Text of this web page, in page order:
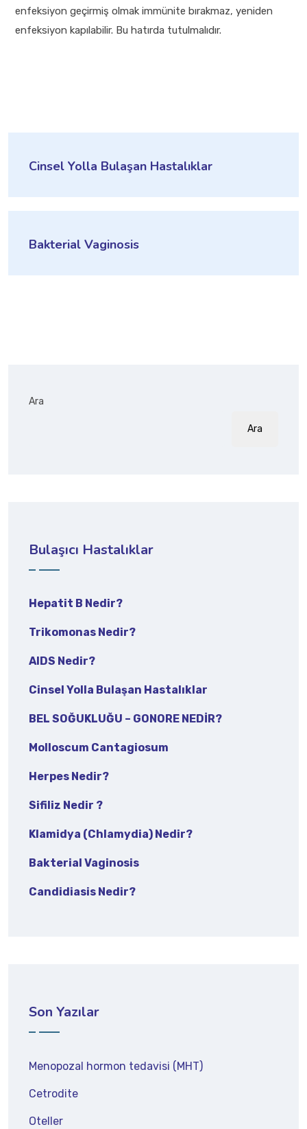
enfeksiyon geçirmiş olmak immünite bırakmaz, yeniden
enfeksiyon kapılabilir. Bu hatırda tutulmalıdır.
Cinsel Yolla Bulaşan Hastalıklar
Bakterial Vaginosis
Ara
Ara
Bulaşıcı Hastalıklar
Hepatit B Nedir?
Trikomonas Nedir?
AIDS Nedir?
Cinsel Yolla Bulaşan Hastalıklar
BEL SOĞUKLUĞU – GONORE NEDIR?
Molloscum Cantagiosum
Herpes Nedir?
Sifiliz Nedir ?
Klamidya (Chlamydia) Nedir?
Bakterial Vaginosis
Candidiasis Nedir?
Son Yazılar
Menopozal hormon tedavisi (MHT)
Cetrodite
Oteller